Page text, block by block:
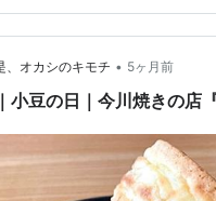
。 安くはないけれど、 石鹸
濯機の異臭で悩んでいた方
剤はクエン酸にしたら、 嘘み
よ！ と言う話を耳にしたので
、オカシのキモチ • 5ヶ月前
小豆の日｜今川焼きの店